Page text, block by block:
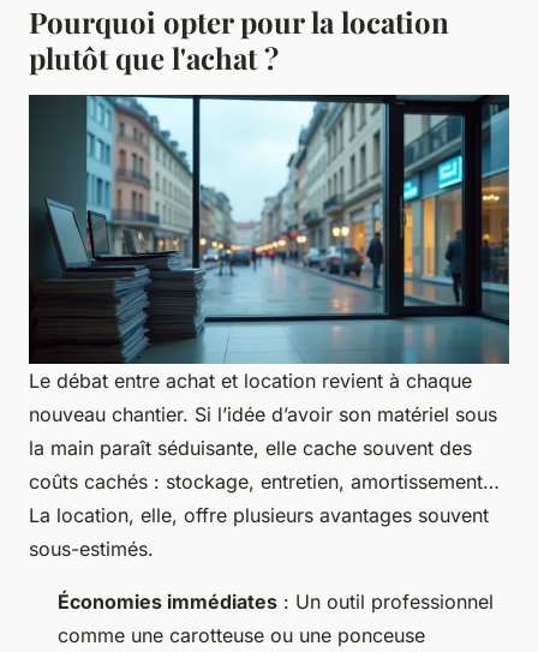
Pourquoi opter pour la location
plutôt que l'achat ?
Le débat entre achat et location revient à chaque
nouveau chantier. Si l’idée d’avoir son matériel sous
la main paraît séduisante, elle cache souvent des
coûts cachés : stockage, entretien, amortissement…
La location, elle, offre plusieurs avantages souvent
sous-estimés.
Économies immédiates : Un outil professionnel
comme une carotteuse ou une ponceuse